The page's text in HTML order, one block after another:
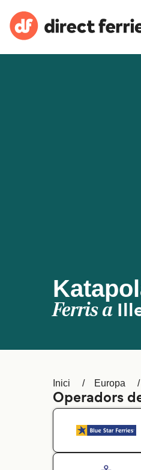
Ferris a
Inici Europa
Operadors